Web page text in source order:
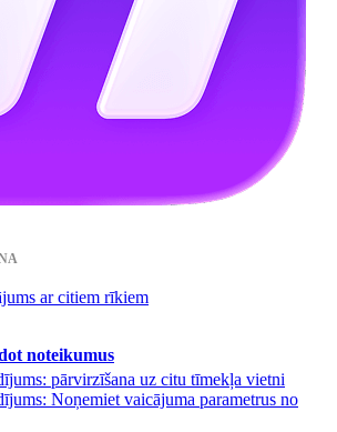
ar citiem rīkiem
noteikumus
pārvirzīšana uz citu tīmekļa vietni
Noņemiet vaicājuma parametrus no